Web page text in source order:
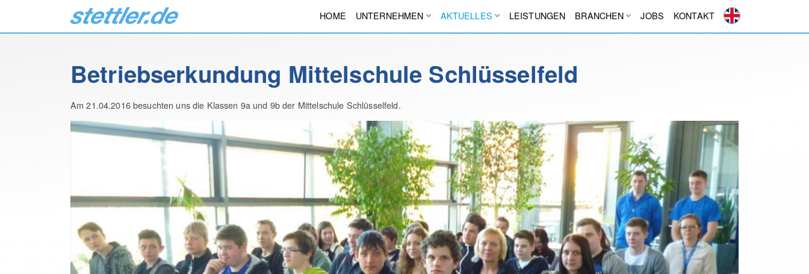
HOME UNTERNEHMEN AKTUELLES LEISTUNGEN BRANCHEN JOBS KONTAKT
Betriebserkundung Mittelschule Schlüsselfeld
Am 21.04.2016 besuchten uns die Klassen 9a und 9b der Mittelschule Schlüsselfeld.